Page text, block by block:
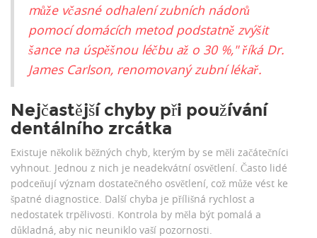
může včasné odhalení zubních nádorů
pomocí domácích metod podstatně zvýšit
šance na úspěšnou léčbu až o 30 %," říká Dr.
James Carlson, renomovaný zubní lékař.
Nejčastější chyby při používání
dentálního zrcátka
Existuje několik běžných chyb, kterým by se měli začátečníci
vyhnout. Jednou z nich je neadekvátní osvětlení. Často lidé
podceňují význam dostatečného osvětlení, což může vést ke
špatné diagnostice. Další chyba je přílišná rychlost a
nedostatek trpělivosti. Kontrola by měla být pomalá a
důkladná, aby nic neuniklo vaší pozornosti.